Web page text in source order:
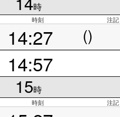
時
時刻 注記
14:27 ()
14:57
15時
時刻 注記